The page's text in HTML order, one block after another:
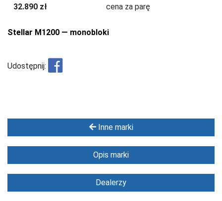
Inne marki
Opis marki
Dealerzy
32.890 zł cena za parę
Stellar M1200 — monobloki
Udostępnij: